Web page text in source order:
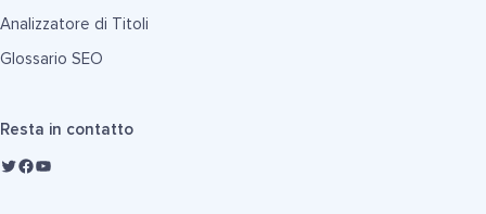
Analizzatore di Titoli
Glossario SEO
Resta in contatto